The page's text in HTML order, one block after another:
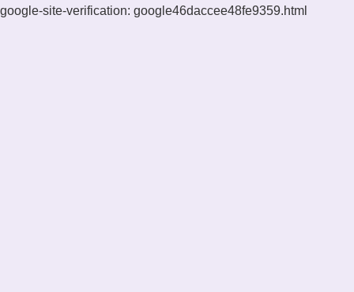
google-site-verification: google46daccee48fe9359.html